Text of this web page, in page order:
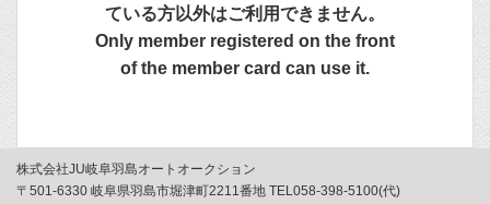
ている方以外はご利用できません。
Only member registered on the front
of the member card can use it.
株式会社JU岐阜羽島オートオークション
〒501-6330 岐阜県羽島市堀津町2211番地 TEL058-398-5100(代)